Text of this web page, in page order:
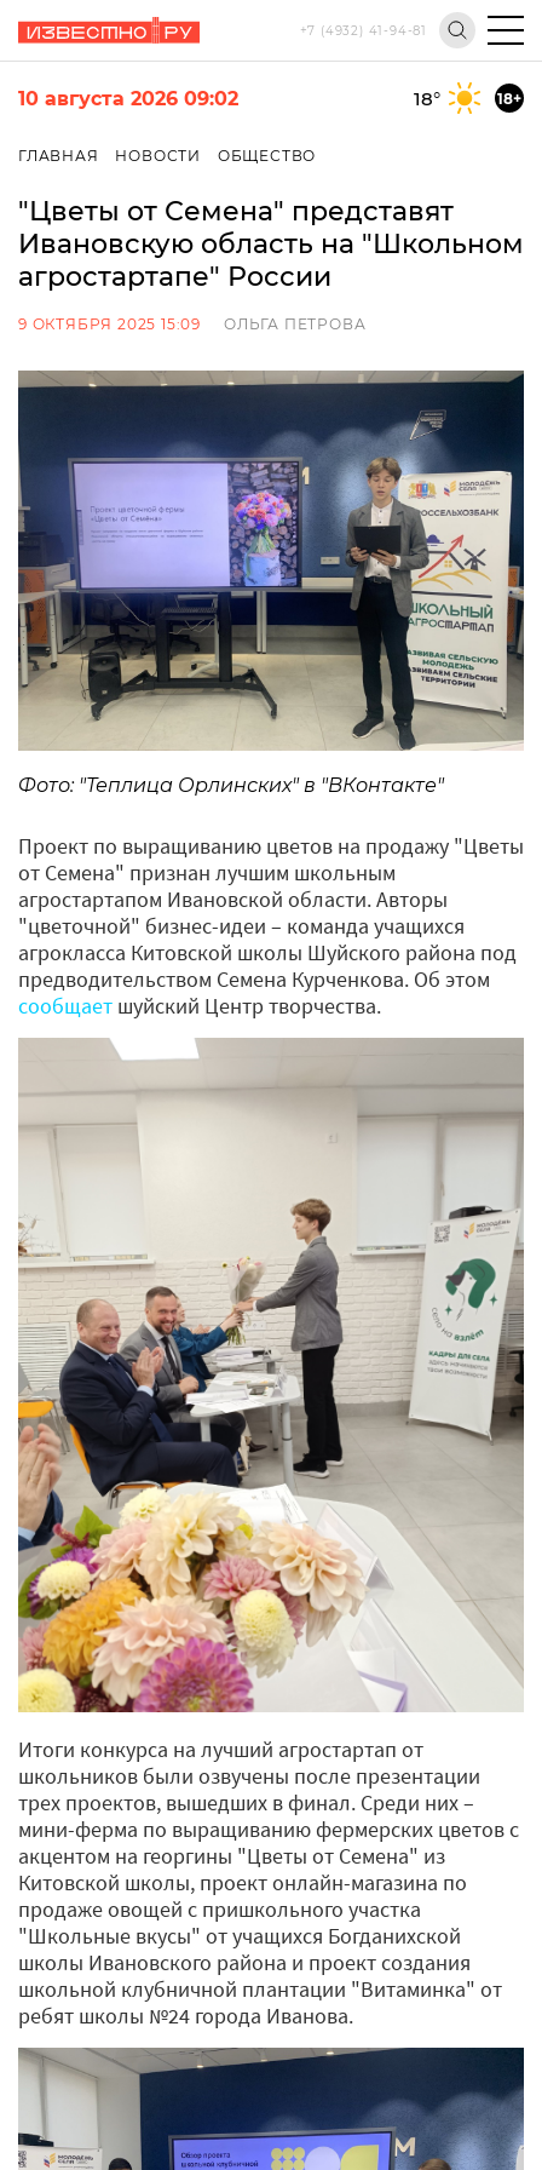
+7 (4932) 41-94-81
10 августа 2026 09:02 18° 18+
ГЛАВНАЯ НОВОСТИ ОБЩЕСТВО
"Цветы от Семена" представят
Ивановскую область на "Школьном
агростартапе" России
9 ОКТЯБРЯ 2025 15:09 ОЛЬГА ПЕТРОВА
Фото: "Теплица Орлинских" в "ВКонтакте"
Проект по выращиванию цветов на продажу "Цветы
от Семена" признан лучшим школьным
агростартапом Ивановской области. Авторы
"цветочной" бизнес-идеи – команда учащихся
агрокласса Китовской школы Шуйского района под
предводительством Семена Курченкова. Об этом
сообщает шуйский Центр творчества.
Итоги конкурса на лучший агростартап от
школьников были озвучены после презентации
трех проектов, вышедших в финал. Среди них –
мини-ферма по выращиванию фермерских цветов с
акцентом на георгины "Цветы от Семена" из
Китовской школы, проект онлайн-магазина по
продаже овощей с пришкольного участка
"Школьные вкусы" от учащихся Богданихской
школы Ивановского района и проект создания
школьной клубничной плантации "Витаминка" от
ребят школы №24 города Иванова.